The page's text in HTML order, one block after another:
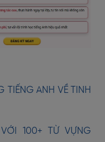
TIẾNG ANH VỀ TINH
VỚI 100+ TỪ VỰNG